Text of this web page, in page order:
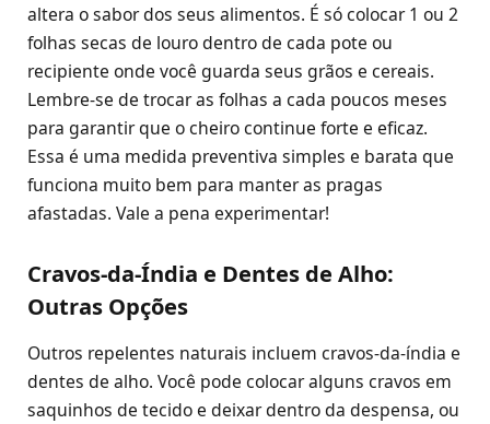
altera o sabor dos seus alimentos. É só colocar 1 ou 2
folhas secas de louro dentro de cada pote ou
recipiente onde você guarda seus grãos e cereais.
Lembre-se de trocar as folhas a cada poucos meses
para garantir que o cheiro continue forte e eficaz.
Essa é uma medida preventiva simples e barata que
funciona muito bem para manter as pragas
afastadas. Vale a pena experimentar!
Cravos-da-Índia e Dentes de Alho:
Outras Opções
Outros repelentes naturais incluem cravos-da-índia e
dentes de alho. Você pode colocar alguns cravos em
saquinhos de tecido e deixar dentro da despensa, ou